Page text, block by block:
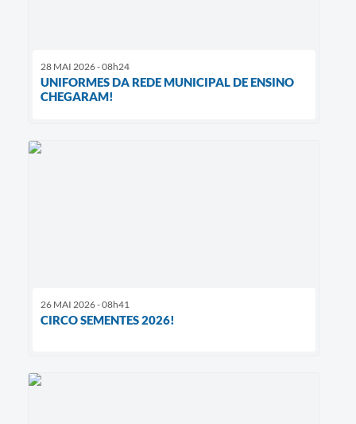
28 MAI 2026 - 08h24
UNIFORMES DA REDE MUNICIPAL DE ENSINO
CHEGARAM!
26 MAI 2026 - 08h41
CIRCO SEMENTES 2026!